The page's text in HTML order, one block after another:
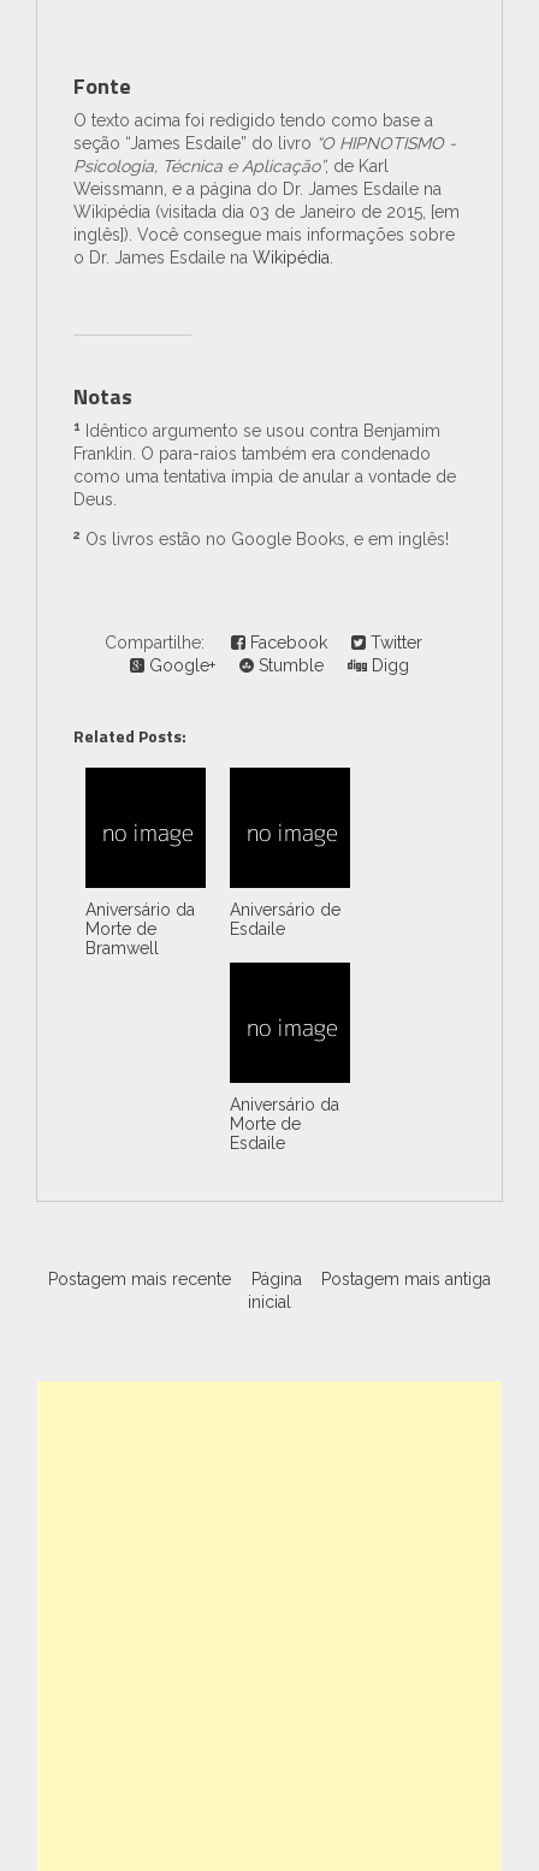
Fonte
O texto acima foi redigido tendo como base a
seção “James Esdaile” do livro “O HIPNOTISMO -
Psicologia, Técnica e Aplicação”, de Karl
Weissmann, e a página do Dr. James Esdaile na
Wikipédia (visitada dia 03 de Janeiro de 2015, [em
inglês]). Você consegue mais informações sobre
o Dr. James Esdaile na Wikipédia
Notas
1
Idêntico argumento se usou contra Benjamim
Franklin. O para-raios também era condenado
como uma tentativa ímpia de anular a vontade de
Deus.
2 Os livros estão no Google Books, e em inglês!
Compartilhe: Facebook
Twitter
Google+
Stumble Digg
Related Posts:
Aniversário da
Morte de
Bramwell
Aniversário de
Esdaile
Aniversário da
Morte de
Esdaile
Postagem mais recente Postagem mais antiga
Página
inicial